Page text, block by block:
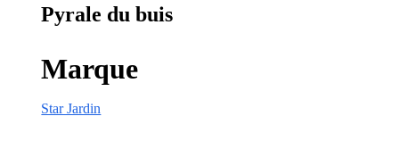
Pyrale du buis
Marque
Star Jardin